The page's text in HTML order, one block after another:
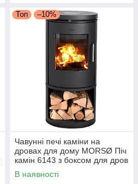
Топ –10%
Чавунні печі каміни на
дровах для дому MORSØ Піч
камін 6143 з боксом для дров
Чавунна піч тривалого
горіння 5.8кВт
В наявності